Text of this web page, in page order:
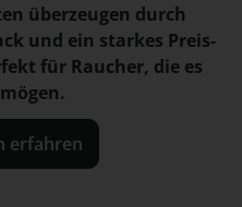
überzeugen durch
und ein starkes Preis-
für Raucher, die es
erfahren